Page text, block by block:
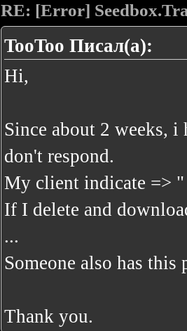
RE: [Error]
TooToo Писал(а):
Hi,
Since about 2 weeks,
don't respond.
My client indicate =>
If I delete and
...
Someone also has this
Thank you.